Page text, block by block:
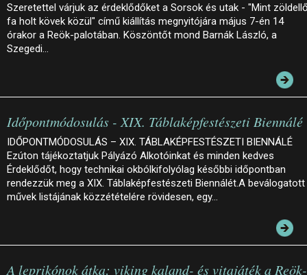
Szeretettel várjuk az érdeklődőket a Sorsok és utak - "Mint
fa holt kövek közül" című kiállítás megnyitójára május 7-én 14
órakor a Reök-palotában. Köszöntőt mond Barnák László, a
Szegedi…
Időpontmódosulás - XIX. Táblaképfestészeti Biennálé
IDŐPONTMÓDOSULÁS – XIX. TÁBLAKÉPFESTÉSZETI BIENNÁLÉ
Ezúton tájékoztatjuk Pályázó Alkotóinkat és minden kedves
Érdeklődőt, hogy technikai okbólkifolyólag későbbi időpontban
rendezzük meg a XIX. Táblaképfestészeti Biennálét.A beválogatott
művek listájának közzétételére rövidesen, egy…
A leprikónok átka: viking kaland- és vitajáték a Reök-